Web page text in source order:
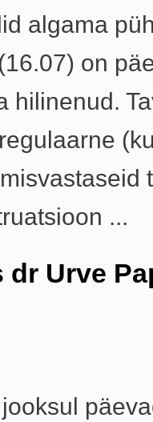
algama
on
hilinenud.
...
dr Urve